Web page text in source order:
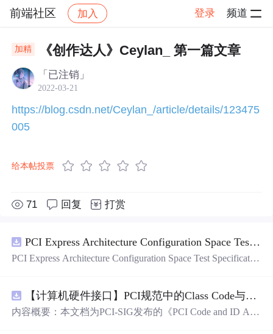
前端社区 加入 登录 频道
社区 前端社区 社区活动 帖子详情
加精 《创作达人》Ceylan_ 第一篇文章
「已注销」
2022-03-21
https://blog.csdn.net/Ceylan_/article/details/123475
005
给本帖投票
71 回复 打赏
PCI Express Architecture Configuration Space Test Specification Revision 5.0, Version 1.0 (CB).pdf
PCI Express Architecture Configuration Space Test Specificatio
【计算机硬件接口】PCI规范中的Class Code与Capability ID分配：设备功能分类及扩展能力标识系统设计
内容概要：本文档为PCI-SIG发布的《PCI Code and ID Assi